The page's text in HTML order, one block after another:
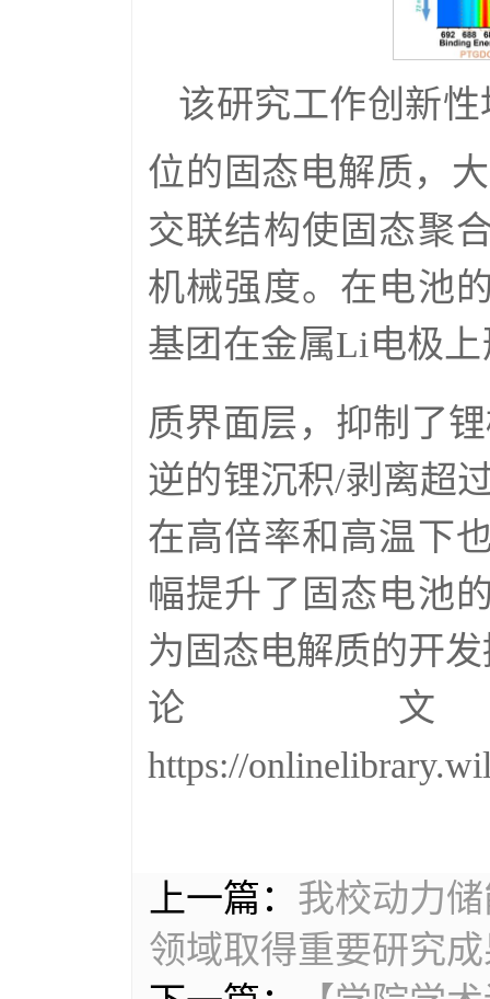
该研究工作创新
位的固态电解质，
交联结构使固态聚
机械强度。在电池
基团在金属Li电极
质界面层，抑制了
逆的锂沉积/剥离超
在高倍率和高温下
幅提升了固态电池
为固态电解质的开
论
https://
上一篇： 我校动力
领域取得重要研究